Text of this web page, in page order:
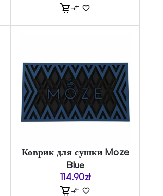
Коврик для сушки Moze
Blue
114.90zł